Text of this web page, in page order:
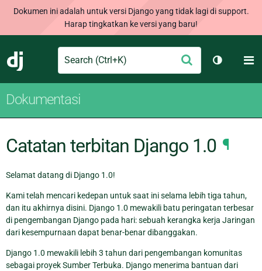
Dokumen ini adalah untuk versi Django yang tidak lagi di support.
Harap tingkatkan ke versi yang baru!
Django
Search Ajukan
Ganti
Dokumentasi
Catatan terbitan Django 1.0 ¶
Selamat datang di Django 1.0!
Kami telah mencari kedepan untuk saat ini selama lebih tiga tahun,
dan itu akhirnya disini. Django 1.0 mewakili batu peringatan terbesar
di pengembangan Django pada hari: sebuah kerangka kerja Jaringan
dari kesempurnaan dapat benar-benar dibanggakan.
Django 1.0 mewakili lebih 3 tahun dari pengembangan komunitas
sebagai proyek Sumber Terbuka. Django menerima bantuan dari